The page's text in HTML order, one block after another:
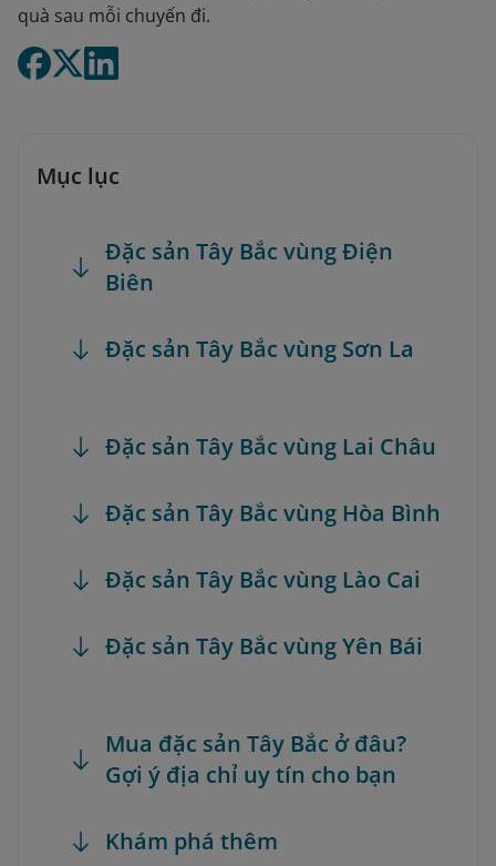
quà sau mỗi chuyến đi.
Mục lục
Đặc sản Tây Bắc vùng Điện
Biên
Đặc sản Tây Bắc vùng Sơn La
Đặc sản Tây Bắc vùng Lai Châu
Đặc sản Tây Bắc vùng Hòa Bình
Đặc sản Tây Bắc vùng Lào Cai
Đặc sản Tây Bắc vùng Yên Bái
Mua đặc sản Tây Bắc ở đâu?
Gợi ý địa chỉ uy tín cho bạn
Khám phá thêm